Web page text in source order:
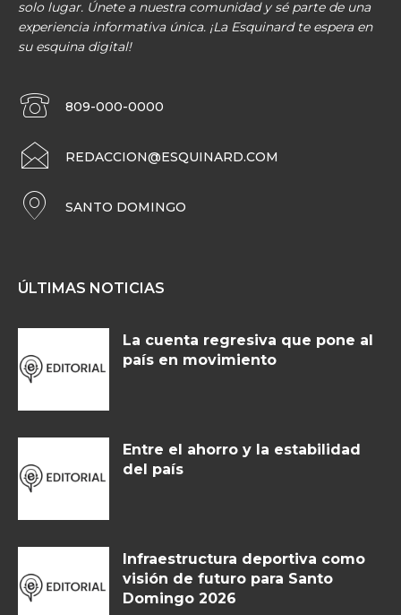
solo lugar. Únete a nuestra comunidad y sé parte de una
experiencia informativa única. ¡La Esquinard te espera en
su esquina digital!
809-000-0000
REDACCION@ESQUINARD.COM
SANTO DOMINGO
ÚLTIMAS NOTICIAS
La cuenta regresiva que pone al
país en movimiento
Entre el ahorro y la estabilidad
del país
Infraestructura deportiva como
visión de futuro para Santo
Domingo 2026